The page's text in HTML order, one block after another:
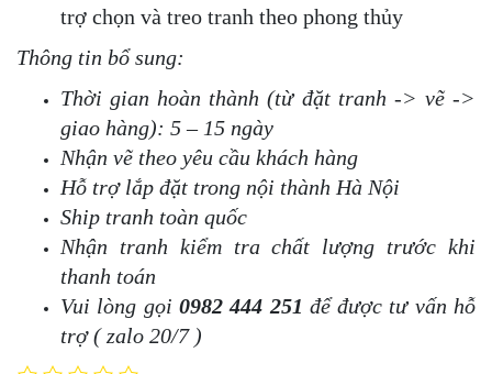
trợ chọn và treo tranh theo phong thủy
Thông tin bổ sung:
Thời gian hoàn thành (từ đặt tranh -> vẽ ->
giao hàng): 5 – 15 ngày
Nhận vẽ theo yêu cầu khách hàng
Hỗ trợ lắp đặt trong nội thành Hà Nội
Ship tranh toàn quốc
Nhận tranh kiểm tra chất lượng trước khi
thanh toán
Vui lòng gọi 0982 444 251 để được tư vấn hỗ
trợ ( zalo 20/7 )